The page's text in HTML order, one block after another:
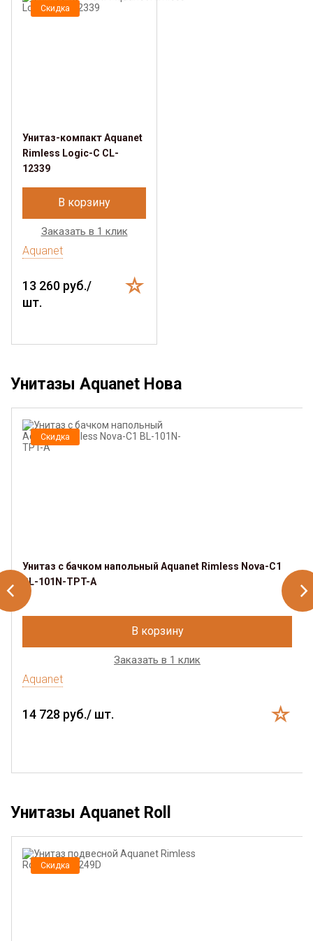
Скидка
Унитаз-компакт Aquanet
Rimless Logic-C CL-
12339
В корзину
Заказать в 1 клик
Aquanet
13 260 руб./
шт.
Унитазы Aquanet Нова
Скидка
Унитаз с бачком напольный Aquanet Rimless Nova-C1
BL-101N-TPT-A
В корзину
Заказать в 1 клик
Aquanet
14 728 руб./ шт.
Унитазы Aquanet Roll
Скидка